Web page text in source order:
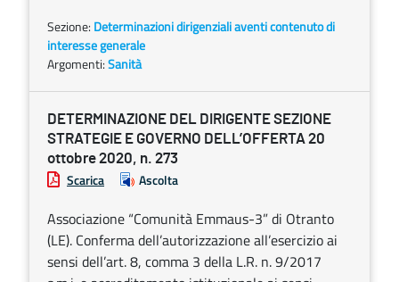
Sezione: Determinazioni dirigenziali aventi contenuto di
interesse generale
Argomenti:Sanità
DETERMINAZIONE DEL DIRIGENTE SEZIONE
STRATEGIE E GOVERNO DELL’OFFERTA 20
ottobre 2020, n. 273
Scarica Ascolta
Associazione “Comunità Emmaus-3” di Otranto
(LE). Conferma dell’autorizzazione all’esercizio ai
sensi dell’art. 8, comma 3 della L.R. n. 9/2017